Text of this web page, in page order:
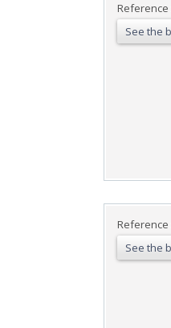
Reference
See the
Reference
See the